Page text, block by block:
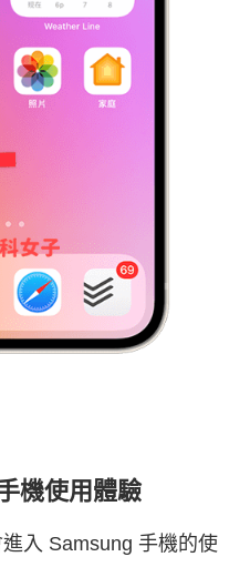
機使用體驗
入 Samsung 手機的使